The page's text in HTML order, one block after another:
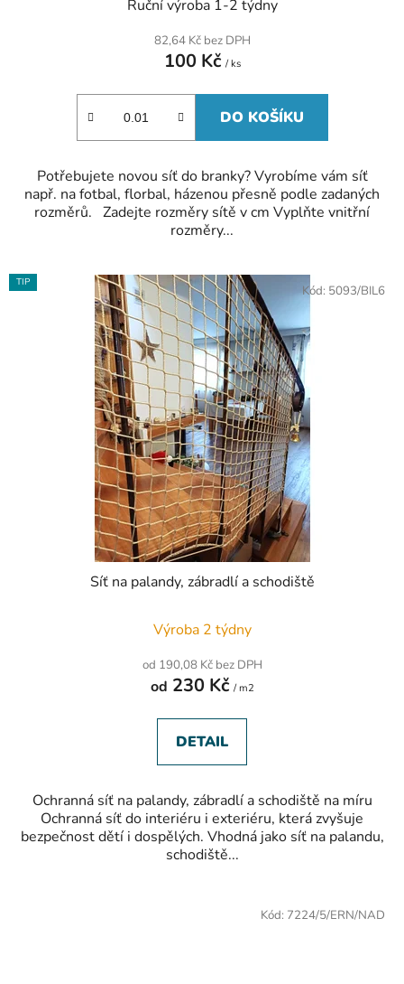
hodnocení
je
5,0
5
hvězdiček.
Ruční výroba 1-2 týdny
82,64 Kč bez DPH
100 Kč / ks
DO KOŠÍKU
Potřebujete novou síť do branky? Vyrobíme vám síť
např. na fotbal, florbal, házenou přesně podle zadaných
rozměrů. Zadejte rozměry sítě v cm Vyplňte vnitřní
rozměry...
TIP
Síť na palandy, zábradlí a schodiště
hodnocení
je
5,0
5
hvězdiček.
Výroba 2 týdny
od 190,08 Kč bez DPH
od 230 Kč / m2
DETAIL
Ochranná síť na palandy, zábradlí a schodiště na míru
Ochranná síť do interiéru i exteriéru, která zvyšuje
bezpečnost dětí i dospělých. Vhodná jako síť na palandu,
schodiště...
Kód: 5093/BIL6
Kód: 7224/5/ERN/NAD